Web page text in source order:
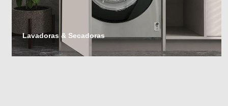
Lavadoras & Secadoras